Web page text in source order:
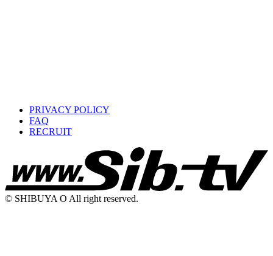
PRIVACY POLICY
FAQ
RECRUIT
© SHIBUYA O All right reserved.